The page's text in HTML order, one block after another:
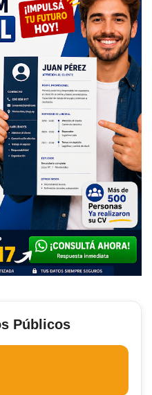
Públicos